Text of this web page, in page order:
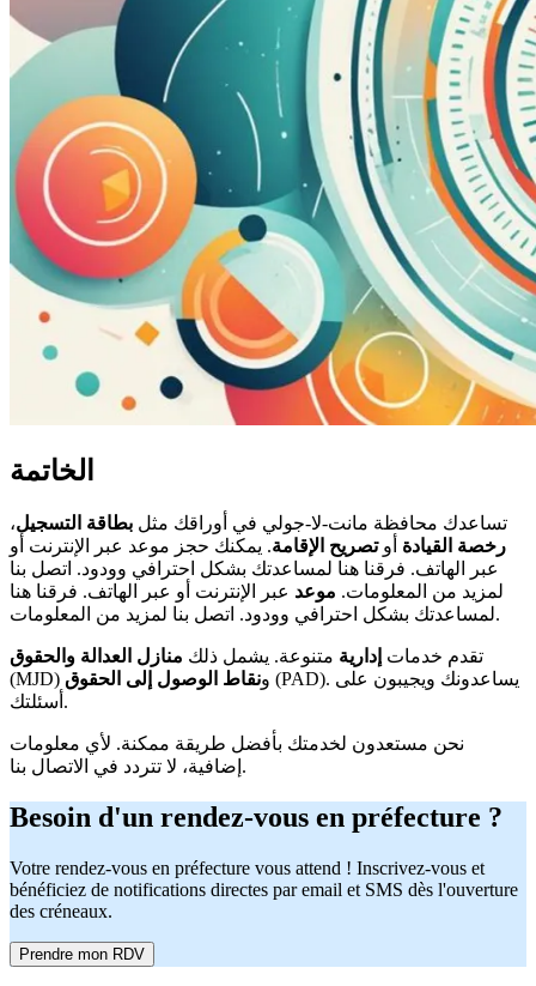
الخاتمة
تساعدك محافظة مانت-لا-جولي في أوراقك مثل بطاقة التسجيل،
رخصة القيادة أوتصريح الإقامة. يمكنك حجز موعد عبر الإنترنت أو
عبر الهاتف. فرقنا هنا لمساعدتك بشكل احترافي وودود. اتصل بنا
لمزيد من المعلومات. موعد عبر الإنترنت أو عبر الهاتف. فرقنا هنا
لمساعدتك بشكل احترافي وودود. اتصل بنا لمزيد من المعلومات.
تقدم خدمات إدارية متنوعة. يشمل ذلك منازل العدالة والحقوق
(MJD) ونقاط الوصول إلى الحقوق
(PAD). يساعدونك ويجيبون على
أسئلتك.
نحن مستعدون لخدمتك بأفضل طريقة ممكنة. لأي معلومات
إضافية، لا تتردد في الاتصال بنا.
Besoin d'un rendez-vous en préfecture ?
Votre rendez-vous en préfecture vous attend ! Inscrivez-vous et
bénéficiez de notifications directes par email et SMS dès l'ouverture
des créneaux.
Prendre mon RDV